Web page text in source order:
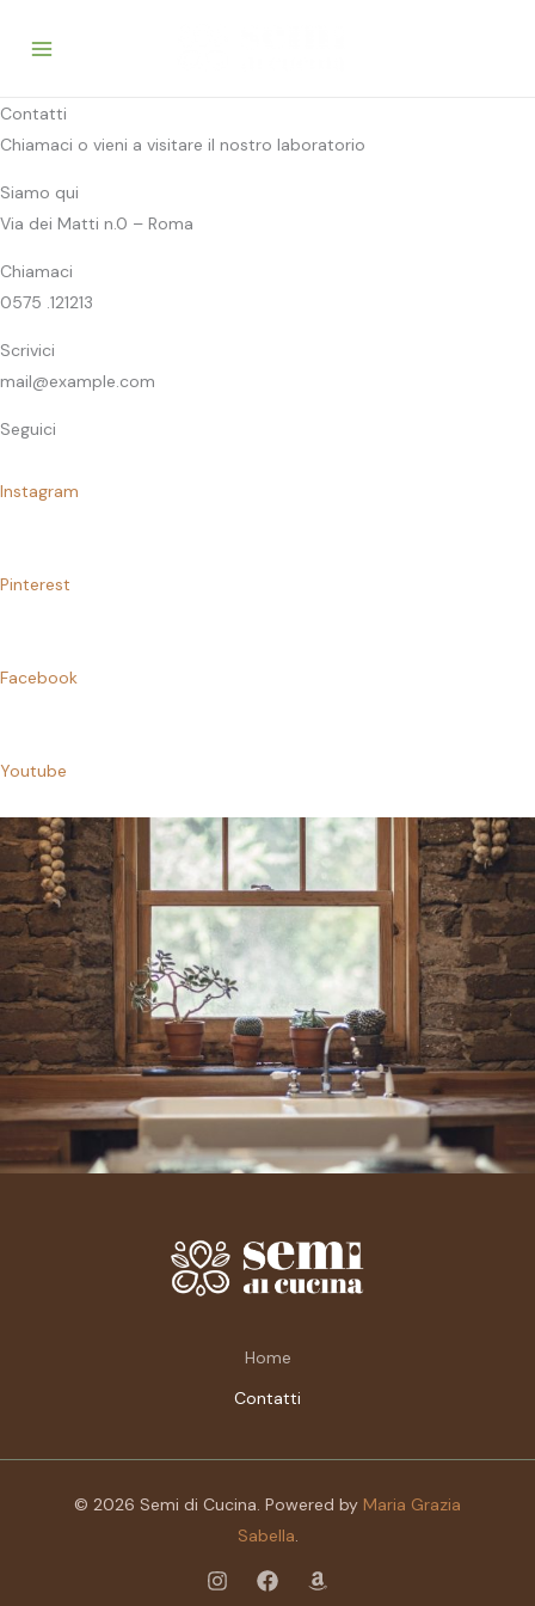
Contatti
Chiamaci o vieni a visitare il nostro laboratorio
Siamo qui
Via dei Matti n.0 – Roma
Chiamaci
0575 .121213
Scrivici
mail@example.com
Seguici
Instagram
Pinterest
Facebook
Youtube
Home
Contatti
© 2026 Semi di Cucina. Powered by Maria Grazia
Sabella.